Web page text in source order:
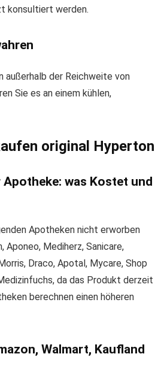
konsultiert werden.
außerhalb der Reichweite von
Sie es an einem kühlen,
original Hyperton
Apotheke: was Kostet und
Apotheken nicht erworben
Aponeo, Mediherz, Sanicare,
Draco, Apotal, Mycare, Shop
da das Produkt derzeit
berechnen einen höheren
Walmart, Kaufland